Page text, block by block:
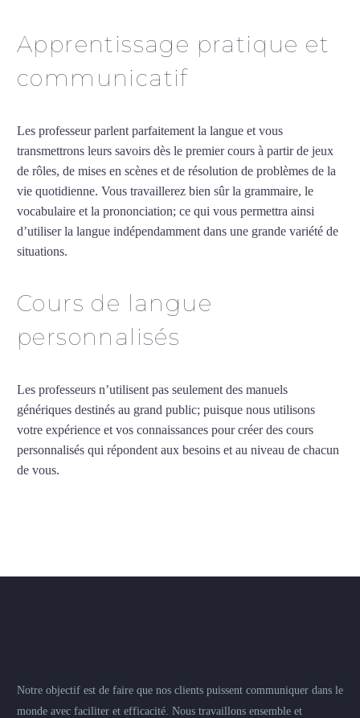
Apprentissage pratique et
communicatif
Les professeur parlent parfaitement la langue et vous
transmettrons leurs savoirs dès le premier cours à partir de jeux
de rôles, de mises en scènes et de résolution de problèmes de la
vie quotidienne. Vous travaillerez bien sûr la grammaire, le
vocabulaire et la prononciation; ce qui vous permettra ainsi
d’utiliser la langue indépendamment dans une grande variété de
situations.
Cours de langue
personnalisés
Les professeurs n’utilisent pas seulement des manuels
génériques destinés au grand public; puisque nous utilisons
votre expérience et vos connaissances pour créer des cours
personnalisés qui répondent aux besoins et au niveau de chacun
de vous.
Notre objectif est de faire que nos clients puissent communiquer dans le
monde avec faciliter et efficacité. Nous travaillons ensemble et